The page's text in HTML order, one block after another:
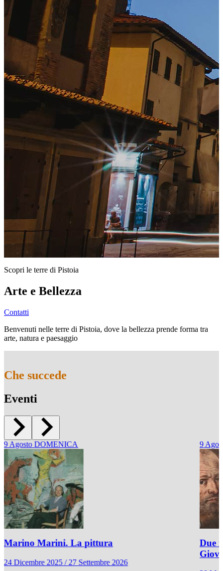
Scopri le terre di Pistoia
Arte e Bellezza
Contatti
Benvenuti nelle terre di Pistoia, dove la bellezza prende forma tra
arte, natura e paesaggio
Che succede
Eventi
9Agosto DOMENICA
Marino Marini. La pittura
24 Dicembre 2025 / 27 Settembre 2026
9
Due